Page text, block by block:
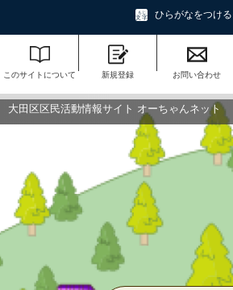
ひらがなをつける
このサイトについて 新規登録 お問い合わせ
大田区区民活動情報サイト オーちゃんネット